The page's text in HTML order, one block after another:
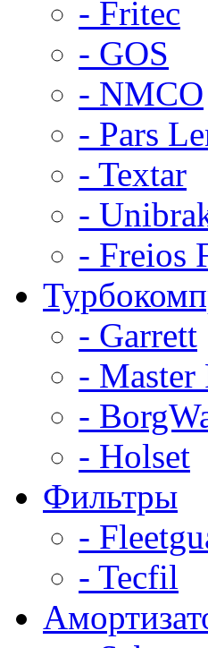
- Fritec
- GOS
- NMCO
- Pars
- Textar
-
- Freios
- Garrett
- Master
-
- Holset
Фильтры
-
- Tecfil